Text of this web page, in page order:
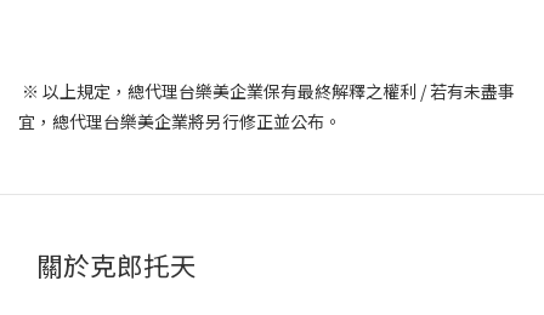
※ 以上規定，總代理台樂美企業保有最終解釋之權利 / 若有未盡事
宜，總代理台樂美企業將另行修正並公布。
關於克郎托天